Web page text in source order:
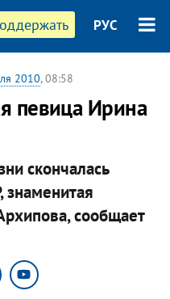
РУС
2010, 08:58
певица Ирина
скончалась
знаменитая
сообщает